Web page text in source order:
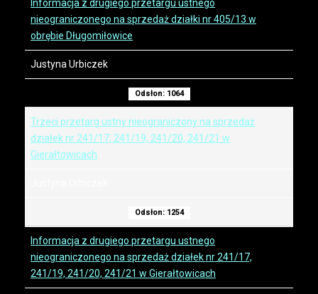
Informacja z drugiego przetargu ustnego
nieograniczonego na sprzedaż działki nr 405/13 w
obrębie Długomiłowice
Justyna Urbiczek
Odsłon: 1064
Trzeci przetarg ustny nieograniczony na sprzedaż
działek nr 241/17, 241/19, 241/20, 241/21 w
Gierałtowicach
Odsłon: 1254
Informacja z drugiego przetargu ustnego
nieograniczonego na sprzedaż działek nr 241/17,
241/19, 241/20, 241/21 w Gierałtowicach